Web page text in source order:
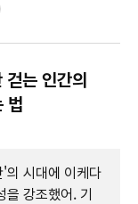
는 인간의
법
의 시대에 이케다
강조했어. 기